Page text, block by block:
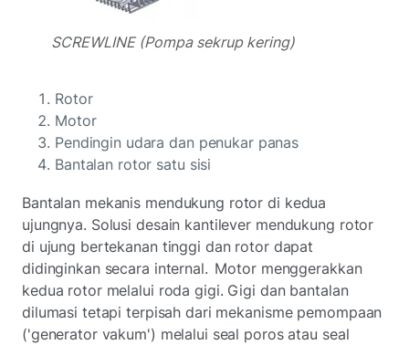
SCREWLINE (Pompa sekrup kering)
Rotor
Motor
Pendingin udara dan penukar panas
Bantalan rotor satu sisi
Bantalan mekanis mendukung rotor di kedua
ujungnya. Solusi desain kantilever mendukung rotor
di ujung bertekanan tinggi dan rotor dapat
didinginkan secara internal. Motor menggerakkan
kedua rotor melalui roda gigi. Gigi dan bantalan
dilumasi tetapi terpisah dari mekanisme pemompaan
('generator vakum') melalui seal poros atau seal